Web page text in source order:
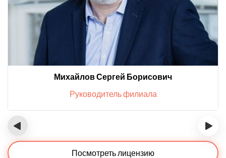
Михайлов Сергей Борисович
Руководитель филиала
‹ ›
Посмотреть лицензию